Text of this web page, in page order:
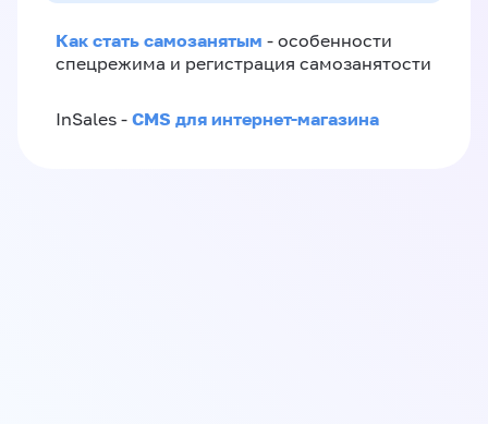
Как стать самозанятым - особенности
спецрежима и регистрация самозанятости
InSales - CMS для интернет-магазина